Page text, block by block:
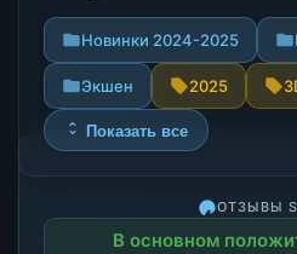
Новинки 2024-2025
Экшен 2025
Показать все
ОТЗЫВЫ
В основном